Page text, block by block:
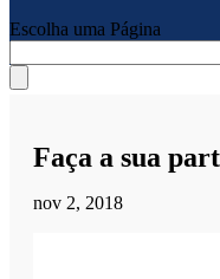
Escolha uma Página
Faça a sua
nov 2, 2018